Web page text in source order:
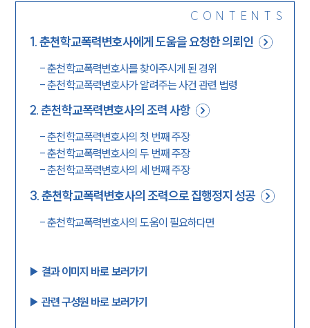
CONTENTS
1.춘천학교폭력변호사에게 도움을 요청한 의뢰인
-춘천학교폭력변호사를 찾아주시게 된 경위
-춘천학교폭력변호사가 알려주는 사건 관련 법령
2.춘천학교폭력변호사의 조력 사항
-춘천학교폭력변호사의 첫 번째 주장
-춘천학교폭력변호사의 두 번째 주장
-춘천학교폭력변호사의 세 번째 주장
3.춘천학교폭력변호사의 조력으로 집행정지 성공
-춘천학교폭력변호사의 도움이 필요하다면
▶︎ 결과 이미지 바로 보러가기
▶︎ 관련 구성원 바로 보러가기